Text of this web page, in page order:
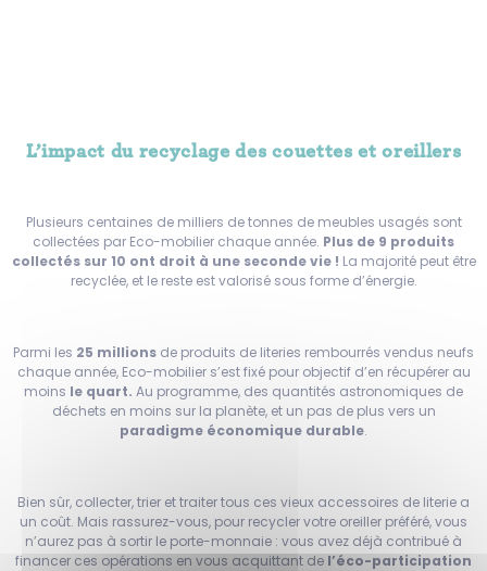
L’impact du recyclage des couettes et oreillers
Plusieurs centaines de milliers de tonnes de meubles usagés sont
collectées par Eco-mobilier chaque année. Plus de 9 produits
collectés sur 10 ont droit à une seconde vie ! La majorité peut être
recyclée, et le reste est valorisé sous forme d’énergie.
Parmi les 25 millions de produits de literies rembourrés vendus neufs
chaque année, Eco-mobilier s’est fixé pour objectif d’en récupérer au
moins le quart. Au programme, des quantités astronomiques de
déchets en moins sur la planète, et un pas de plus vers un
paradigme économique durable.
Bien sûr, collecter, trier et traiter tous ces vieux accessoires de literie a
un coût. Mais rassurez-vous, pour recycler votre oreiller préféré, vous
n’aurez pas à sortir le porte-monnaie : vous avez déjà contribué à
financer ces opérations en vous acquittant de l’éco-participation